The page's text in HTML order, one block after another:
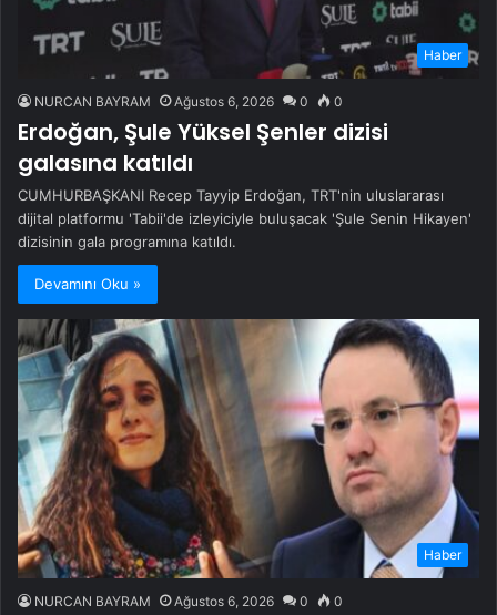
Haber
NURCAN BAYRAM Ağustos 6, 2026 0 0
Erdoğan, Şule Yüksel Şenler dizisi
galasına katıldı
CUMHURBAŞKANI Recep Tayyip Erdoğan, TRT'nin uluslararası
dijital platformu 'Tabii'de izleyiciyle buluşacak 'Şule Senin Hikayen'
dizisinin gala programına katıldı.
Devamını Oku »
Haber
NURCAN BAYRAM Ağustos 6, 2026 0 0